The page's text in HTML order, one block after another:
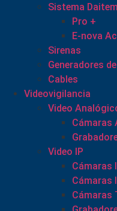
Sistema Daitem
Pro +
E-nova
Sirenas
Generadores
Cables
Videovigilancia
Video
Cámaras
Video IP
Cámaras
Cámaras
Cámaras